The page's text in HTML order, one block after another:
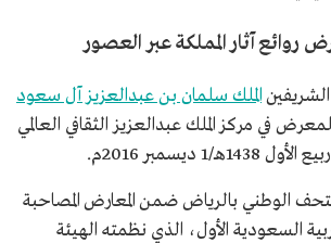
روائع آثار المملكة عبر العصور
الملك سلمان بن عبدالعزيز آل سعود
في مركز الملك عبدالعزيز الثقافي العالمي
الوطني بالرياض ضمن المعارض المصاحبة
السعودية الأول، الذي نظمته الهيئة